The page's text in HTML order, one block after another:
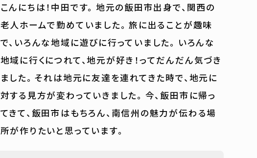
こんにちは！中田です。 地元の飯田市出身で、関西の
老人ホームで勤めていました。 旅に出ることが趣味
で、いろんな地域に遊びに行っていました。 いろんな
地域に行くにつれて、地元が好き！ってだんだん気づき
ました。 それは地元に友達を連れてきた時で、地元に
対する見方が変わっていきました。 今、飯田市に帰っ
てきて、飯田市はもちろん、南信州の魅力が伝わる場
所が作りたいと思っています。